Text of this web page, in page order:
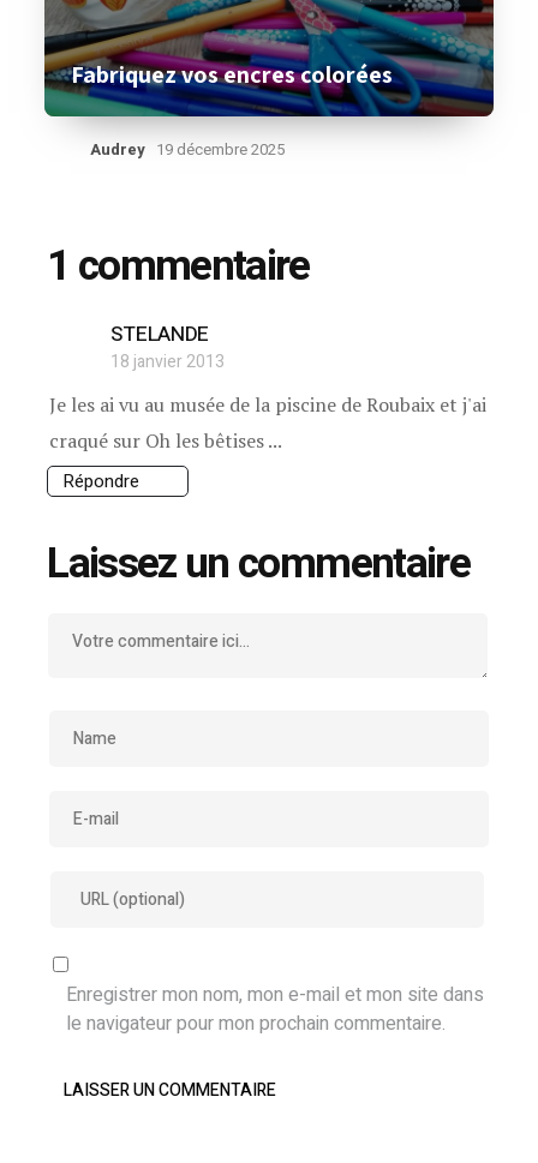
Fabriquez vos encres colorées
Audrey 19 décembre 2025
1 commentaire
STELANDE
18 janvier 2013
Je les ai vu au musée de la piscine de Roubaix et j'ai
craqué sur Oh les bêtises ...
Répondre
Laissez un commentaire
Enregistrer mon nom, mon e-mail et mon site dans
le navigateur pour mon prochain commentaire.